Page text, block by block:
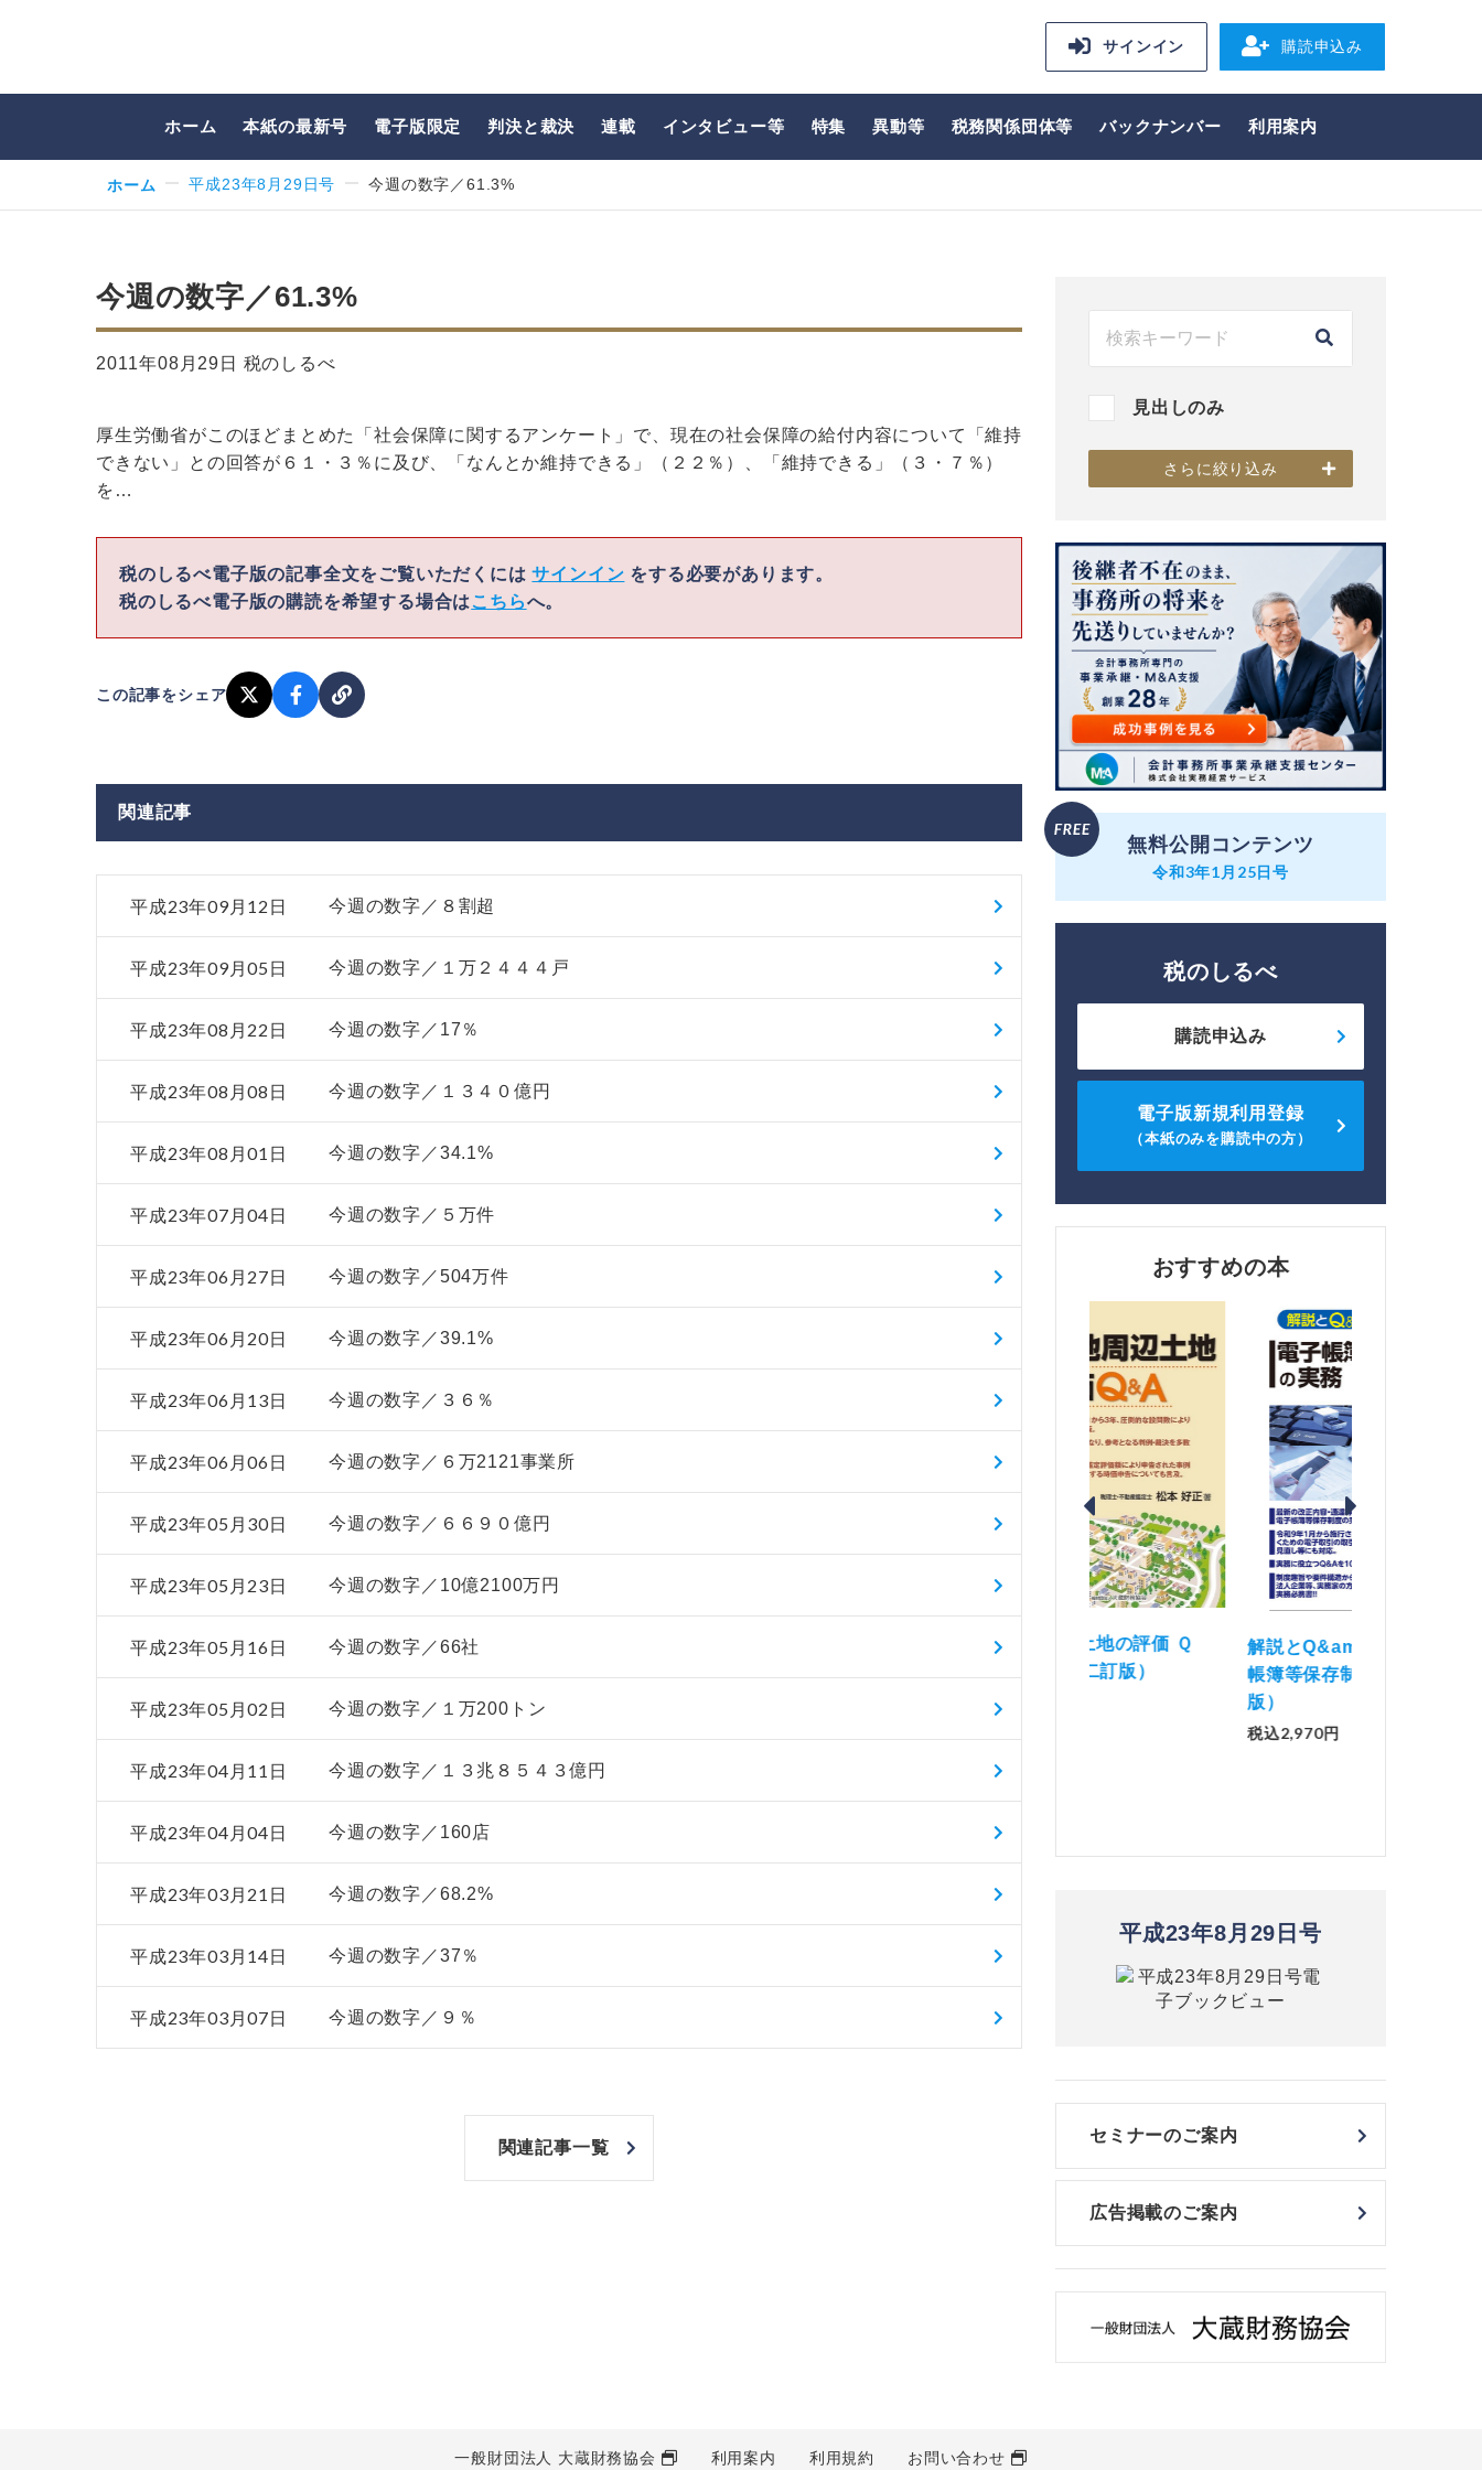
サインイン 購読申込み
ホーム 本紙の最新号 電子版限定 判決と裁決 連載 インタビュー等 特集 異動等 税務関係団体等 バックナンバー 利用案内
ホーム 平成23年8月29日号 今週の数字／61.3%
今週の数字／61.3%
2011年08月29日 税のしるべ
厚生労働省がこのほどまとめた「社会保障に関するアンケート」で、現在の社会保障の給付内容について「維持
できない」との回答が６１・３％に及び、「なんとか維持できる」（２２％）、「維持できる」（３・７％）
を…
税のしるべ電子版の記事全文をご覧いただくにはサインイン をする必要があります。
税のしるべ電子版の購読を希望する場合は こちらへ。
この記事をシェア
関連記事
平成23年09月12日 今週の数字／８割超
平成23年09月05日 今週の数字／１万２４４４戸
平成23年08月22日 今週の数字／17％
平成23年08月08日 今週の数字／１３４０億円
平成23年08月01日 今週の数字／34.1%
平成23年07月04日 今週の数字／５万件
平成23年06月27日 今週の数字／504万件
平成23年06月20日 今週の数字／39.1%
平成23年06月13日 今週の数字／３６％
平成23年06月06日 今週の数字／６万2121事業所
平成23年05月30日 今週の数字／６６９０億円
平成23年05月23日 今週の数字／10億2100万円
平成23年05月16日 今週の数字／66社
平成23年05月02日 今週の数字／１万200トン
平成23年04月11日 今週の数字／１３兆８５４３億円
平成23年04月04日 今週の数字／160店
平成23年03月21日 今週の数字／68.2%
平成23年03月14日 今週の数字／37％
平成23年03月07日 今週の数字／９％
関連記事一覧
見出しのみ
さらに絞り込み
無料公開コンテンツ
令和3年1月25日号
税のしるべ
購読申込み
電子版新規利用登録
（本紙のみを購読中の方）
おすすめの本
市街地周辺土地の評価 Ｑ
解説とQ&amp;Aでわかる 電子
帳簿等保存制度の実務（改訂
「資産承継」
No.44）
平成23年8月29日号
セミナーのご案内
広告掲載のご案内
一般財団法人 大蔵財務協会 利用案内 利用規約 お問い合わせ